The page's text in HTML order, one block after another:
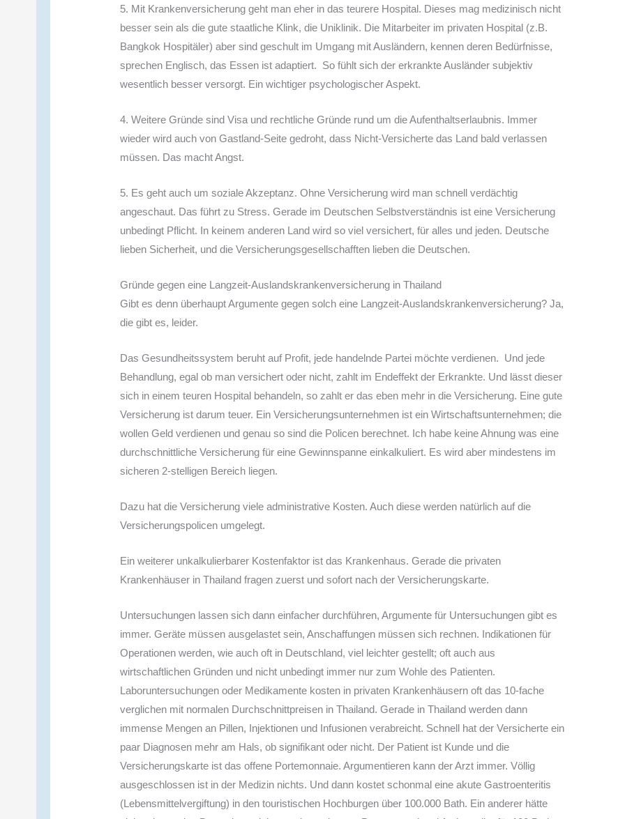
5. Mit Krankenversicherung geht man eher in das teurere Hospital. Dieses mag medizinisch nicht
besser sein als die gute staatliche Klink, die Uniklinik. Die Mitarbeiter im privaten Hospital (z.B.
Bangkok Hospitäler) aber sind geschult im Umgang mit Ausländern, kennen deren Bedürfnisse,
sprechen Englisch, das Essen ist adaptiert. So fühlt sich der erkrankte Ausländer subjektiv
wesentlich besser versorgt. Ein wichtiger psychologischer Aspekt.
4. Weitere Gründe sind Visa und rechtliche Gründe rund um die Aufenthaltserlaubnis. Immer
wieder wird auch von Gastland-Seite gedroht, dass Nicht-Versicherte das Land bald verlassen
müssen. Das macht Angst.
5. Es geht auch um soziale Akzeptanz. Ohne Versicherung wird man schnell verdächtig
angeschaut. Das führt zu Stress. Gerade im Deutschen Selbstverständnis ist eine Versicherung
unbedingt Pflicht. In keinem anderen Land wird so viel versichert, für alles und jeden. Deutsche
lieben Sicherheit, und die Versicherungsgesellschafften lieben die Deutschen.
Gründe gegen eine Langzeit-Auslandskrankenversicherung in Thailand
Gibt es denn überhaupt Argumente gegen solch eine Langzeit-Auslandskrankenversicherung? Ja,
die gibt es, leider.
Das Gesundheitssystem beruht auf Profit, jede handelnde Partei möchte verdienen. Und jede
Behandlung, egal ob man versichert oder nicht, zahlt im Endeffekt der Erkrankte. Und lässt dieser
sich in einem teuren Hospital behandeln, so zahlt er das eben mehr in die Versicherung. Eine gute
Versicherung ist darum teuer. Ein Versicherungsunternehmen ist ein Wirtschaftsunternehmen; die
wollen Geld verdienen und genau so sind die Policen berechnet. Ich habe keine Ahnung was eine
durchschnittliche Versicherung für eine Gewinnspanne einkalkuliert. Es wird aber mindestens im
sicheren 2-stelligen Bereich liegen.
Dazu hat die Versicherung viele administrative Kosten. Auch diese werden natürlich auf die
Versicherungspolicen umgelegt.
Ein weiterer unkalkulierbarer Kostenfaktor ist das Krankenhaus. Gerade die privaten
Krankenhäuser in Thailand fragen zuerst und sofort nach der Versicherungskarte.
Untersuchungen lassen sich dann einfacher durchführen, Argumente für Untersuchungen gibt es
immer. Geräte müssen ausgelastet sein, Anschaffungen müssen sich rechnen. Indikationen für
Operationen werden, wie auch oft in Deutschland, viel leichter gestellt; oft auch aus
wirtschaftlichen Gründen und nicht unbedingt immer nur zum Wohle des Patienten.
Laboruntersuchungen oder Medikamente kosten in privaten Krankenhäusern oft das 10-fache
verglichen mit normalen Durchschnittpreisen in Thailand. Gerade in Thailand werden dann
immense Mengen an Pillen, Injektionen und Infusionen verabreicht. Schnell hat der Versicherte ein
paar Diagnosen mehr am Hals, ob signifikant oder nicht. Der Patient ist Kunde und die
Versicherungskarte ist das offene Portemonnaie. Argumentieren kann der Arzt immer. Völlig
ausgeschlossen ist in der Medizin nichts. Und dann kostet schonmal eine akute Gastroenteritis
(Lebensmittelvergiftung) in den touristischen Hochburgen über 100.000 Bath. Ein anderer hätte